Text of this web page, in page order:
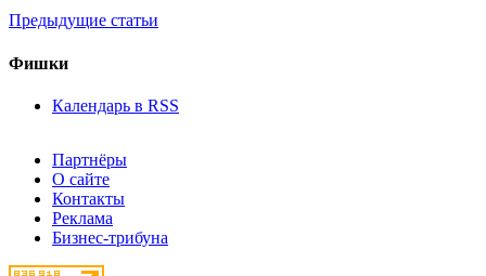
Предыдущие статьи
Фишки
Календарь в RSS
Партнёры
О сайте
Контакты
Реклама
Бизнес-трибуна